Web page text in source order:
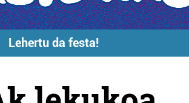
Lehertu da festa!